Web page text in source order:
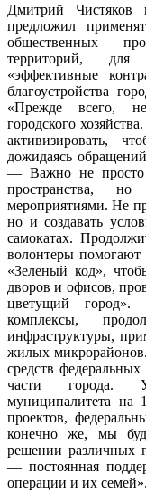
Дмитрий Чистяков
предложил
общественных
территорий, для
«эффективные
благоустройства
«Прежде всего,
городского
активизировать,
дожидаясь
— Важно не просто
пространства,
мероприятиями. Не
но и создавать
самокатах.
волонтеры помогают
«Зеленый код»,
дворов и офисов,
цветущий город».
комплексы,
инфраструктуры,
жилых
средств
части города.
муниципалитета на
проектов,
конечно же, мы
решении различных
— постоянная
операции и их семей».